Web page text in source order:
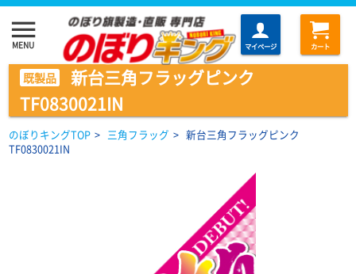
menu
MENU マイページ カート
既製品
新台三角フラッグピンク
TF0830021IN
のぼりキングTOP > 三角フラッグ > 新台三角フラッグピンク
TF0830021IN